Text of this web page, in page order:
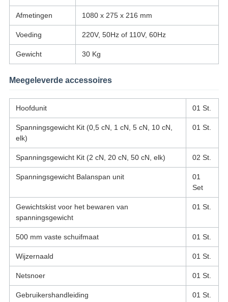
Afmetingen 1080 x 275 x 216 mm
Voeding 220V, 50Hz of 110V, 60Hz
Gewicht 30 Kg
Meegeleverde accessoires
Hoofdunit 01 St.
Spanningsgewicht Kit (0,5 cN, 1 cN, 5 cN, 10 cN,
elk)
01 St.
Spanningsgewicht Kit (2 cN, 20 cN, 50 cN, elk) 02 St.
Spanningsgewicht Balanspan unit
01
Set
Gewichtskist voor het bewaren van
spanningsgewicht
01 St.
500 mm vaste schuifmaat 01 St.
Wijzernaald 01 St.
Netsnoer 01 St.
Gebruikershandleiding 01 St.